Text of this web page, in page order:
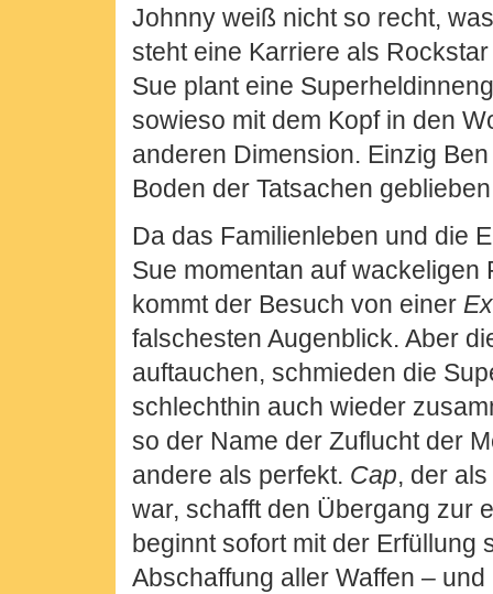
Johnny weiß nicht so recht,
steht eine Karriere als
Sue plant eine
sowieso mit dem Kopf in den
anderen Dimension. Einzig
Boden der Tatsachen
Da das Familienleben und die
Sue momentan auf wackeligen
kommt der Besuch von einer Ex
falschesten Augenblick. Aber
auftauchen, schmieden die
schlechthin auch wieder
so der Name der Zuflucht der
andere als perfekt. Cap, der als
war, schafft den Übergang zur
beginnt sofort mit der Erfüllung
Abschaffung aller Waffen – und